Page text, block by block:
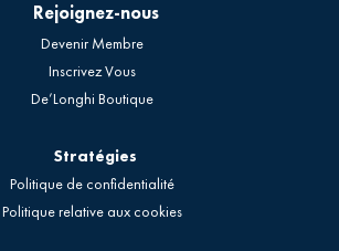
Rejoignez-nous
Devenir Membre
Inscrivez Vous
De’Longhi Boutique
Stratégies
Politique de confidentialité
Politique relative aux cookies